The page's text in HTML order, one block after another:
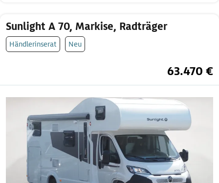
Sunlight A 70, Markise, Radträger
Händlerinserat Neu
63.470 €